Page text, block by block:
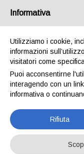
SICUREZZA SUL LAVORO
GWO
Informativa
Utilizziamo i cookie,
informazioni
visitatori come
Puoi acconsentirne
interagendo con un
informativa o
Rifiuta